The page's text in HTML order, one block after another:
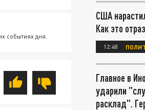
событиях дня.
США
Как это
12:48
Главное в
ударили
расклад".